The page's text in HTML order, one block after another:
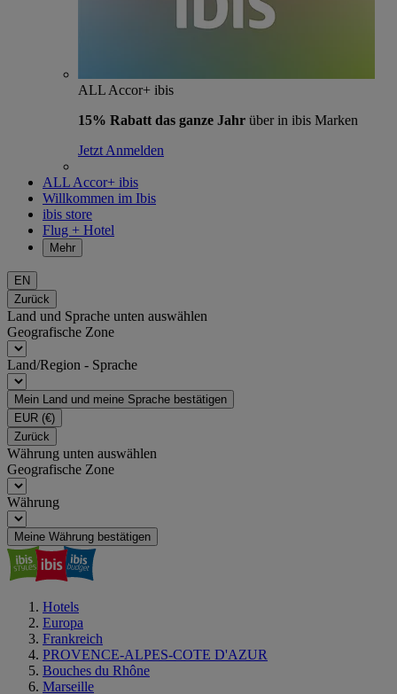
ALL Accor+ ibis
15% Rabatt das ganze Jahr über in ibis Marken
Jetzt Anmelden
ALL Accor+ ibis
Willkommen im Ibis
ibis store
Flug + Hotel
Mehr
EN
Zurück
Land und Sprache unten auswählen
Geografische Zone
Land/Region - Sprache
Mein Land und meine Sprache bestätigen
EUR (€)
Zurück
Währung unten auswählen
Geografische Zone
Währung
Meine Währung bestätigen
Hotels
Europa
Frankreich
PROVENCE-ALPES-COTE D'AZUR
Bouches du Rhône
Marseille